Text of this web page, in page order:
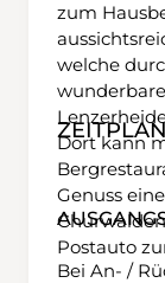
zum
welche
Dort kann
Genuss
Postauto
ZEITPLAN
Bei An- /